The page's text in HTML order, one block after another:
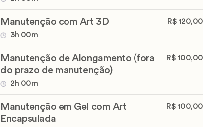
Manutenção com Art 3D
3h 00m
R$ 120,00
Manutenção de Alongamento (fora
do prazo de manutenção)
2h 00m
R$ 100,00
Manutenção em Gel com Art
Encapsulada
R$ 100,00